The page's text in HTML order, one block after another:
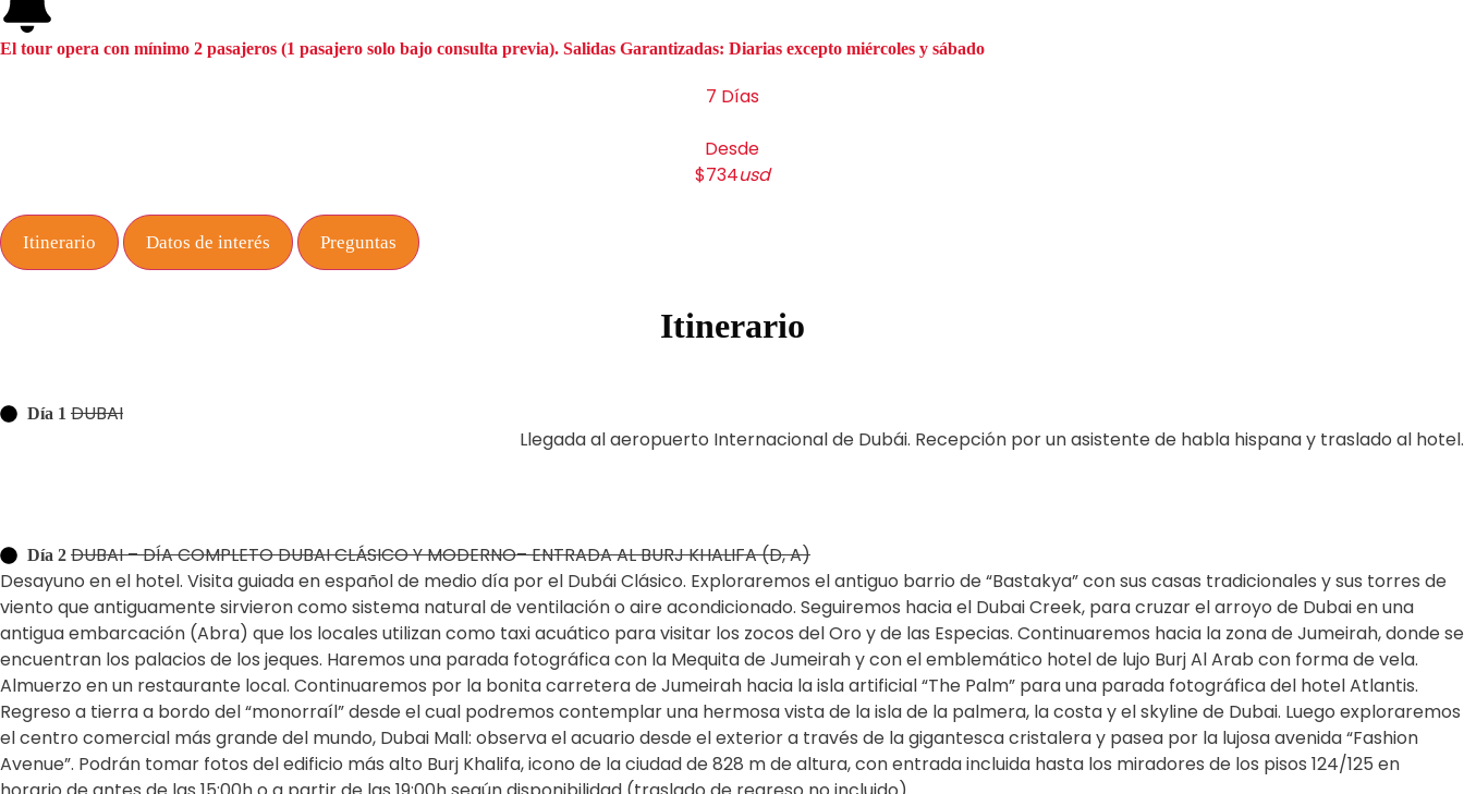
El tour opera con mínimo 2 pasajeros (1 pasajero solo bajo consulta previa). Salidas Garantizadas: Diarias excepto miércoles y sábado
7 Días
Desde
$734usd
Itinerario Datos de interés Preguntas
Itinerario
Día 1 DUBAI
Llegada al aeropuerto Internacional de Dubái. Recepción por un asistente de habla hispana y traslado al hotel.
Día 2 DUBAI – DÍA COMPLETO DUBAI CLÁSICO Y MODERNO– ENTRADA AL BURJ KHALIFA (D, A)
Desayuno en el hotel. Visita guiada en español de medio día por el Dubái Clásico. Exploraremos el antiguo barrio de “Bastakya” con sus casas tradicionales y sus torres de
viento que antiguamente sirvieron como sistema natural de ventilación o aire acondicionado. Seguiremos hacia el Dubai Creek, para cruzar el arroyo de Dubai en una
antigua embarcación (Abra) que los locales utilizan como taxi acuático para visitar los zocos del Oro y de las Especias. Continuaremos hacia la zona de Jumeirah, donde se
encuentran los palacios de los jeques. Haremos una parada fotográfica con la Mequita de Jumeirah y con el emblemático hotel de lujo Burj Al Arab con forma de vela.
Almuerzo en un restaurante local. Continuaremos por la bonita carretera de Jumeirah hacia la isla artificial “The Palm” para una parada fotográfica del hotel Atlantis.
Regreso a tierra a bordo del “monorraíl” desde el cual podremos contemplar una hermosa vista de la isla de la palmera, la costa y el skyline de Dubai. Luego exploraremos
el centro comercial más grande del mundo, Dubai Mall: observa el acuario desde el exterior a través de la gigantesca cristalera y pasea por la lujosa avenida “Fashion
Avenue”. Podrán tomar fotos del edificio más alto Burj Khalifa, icono de la ciudad de 828 m de altura, con entrada incluida hasta los miradores de los pisos 124/125 en